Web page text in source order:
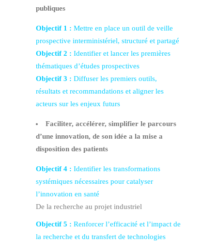
publiques
Objectif 1 : Mettre en place un outil de veille
prospective interministériel, structuré et partagé
Objectif 2 : Identifier et lancer les premières
thématiques d’études prospectives
Objectif 3 : Diffuser les premiers outils,
résultats et recommandations et aligner les
acteurs sur les enjeux futurs
Faciliter, accélérer, simplifier le parcours
d’une innovation, de son idée a la mise a
disposition des patients
Objectif 4 : Identifier les transformations
systémiques nécessaires pour catalyser
l’innovation en santé
De la recherche au projet industriel
Objectif 5 : Renforcer l’efficacité et l’impact de
la recherche et du transfert de technologies